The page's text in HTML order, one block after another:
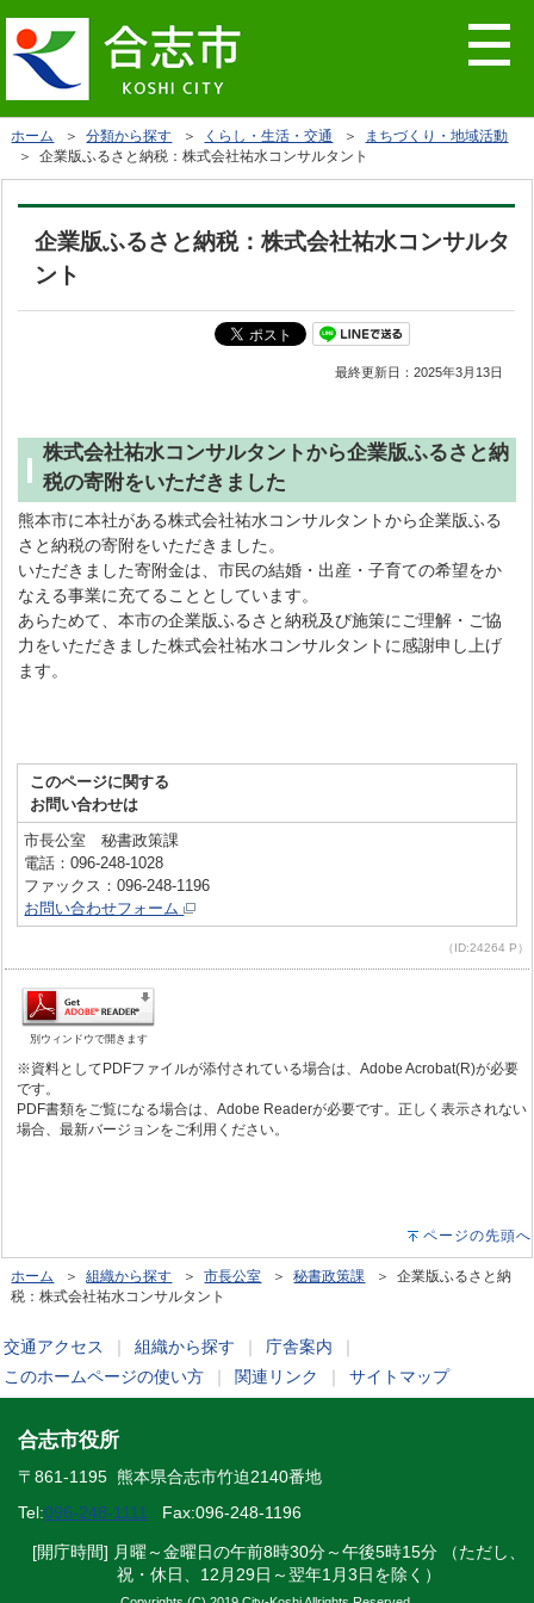
ホーム ＞分類から探す ＞ くらし・生活・交通 ＞
まちづくり・地域活動
＞ 企業版ふるさと納税：株式会社祐水コンサルタント
企業版ふるさと納税：株式会社祐水コンサルタ
ント
最終更新日：2025年3月13日
株式会社祐水コンサルタントから企業版ふるさと納
税の寄附をいただきました
熊本市に本社がある株式会社祐水コンサルタントから企業版ふる
さと納税の寄附をいただきました。
いただきました寄附金は、市民の結婚・出産・子育ての希望をか
なえる事業に充てることとしています。
あらためて、本市の企業版ふるさと納税及び施策にご理解・ご協
力をいただきました株式会社祐水コンサルタントに感謝申し上げ
ます。
このページに関する
お問い合わせは
市長公室 秘書政策課
電話：096-248-1028
ファックス：096-248-1196
お問い合わせフォーム
（ID:24264 P）
別ウィンドウで開きます
※資料としてPDFファイルが添付されている場合は、Adobe Acrobat(R)が必要
です。
PDF書類をご覧になる場合は、Adobe Readerが必要です。正しく表示されない
場合、最新バージョンをご利用ください。
ページの先頭へ
ホーム ＞組織から探す ＞市長公室 ＞秘書政策課 ＞ 企業版ふるさと納
税：株式会社祐水コンサルタント
交通アクセス 組織から探す 庁舎案内
このホームページの使い方
関連リンク サイトマップ
合志市役所
〒861-1195 熊本県合志市竹迫2140番地
Tel:096-248-1111 Fax:096-248-1196
[開庁時間] 月曜～金曜日の午前8時30分～午後5時15分 （ただし、
祝・休日、12月29日～翌年1月3日を除く）